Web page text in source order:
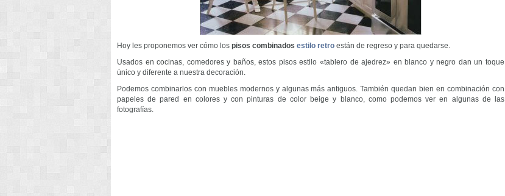
Hoy les proponemos ver cómo los pisos combinados estilo retro están de regreso y para quedarse.
Usados en cocinas, comedores y baños, estos pisos estilo «tablero de ajedrez» en blanco y negro dan un toque
único y diferente a nuestra decoración.
Podemos combinarlos con muebles modernos y algunas más antiguos. También quedan bien en combinación con
papeles de pared en colores y con pinturas de color beige y blanco, como podemos ver en algunas de las
fotografías.